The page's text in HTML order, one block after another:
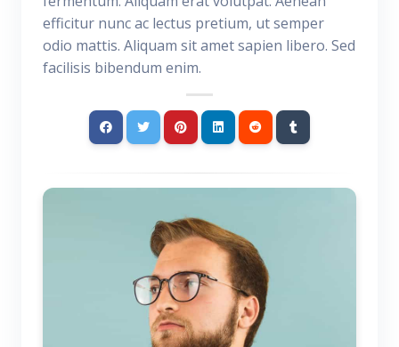
efficitur nunc ac lectus pretium, ut semper
odio mattis. Aliquam sit amet sapien libero. Sed
facilisis bibendum enim.